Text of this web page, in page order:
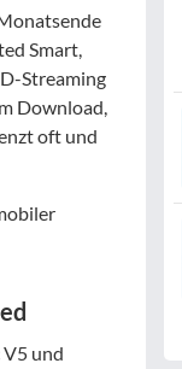
Smart,
Streaming
Download,
oft und
und